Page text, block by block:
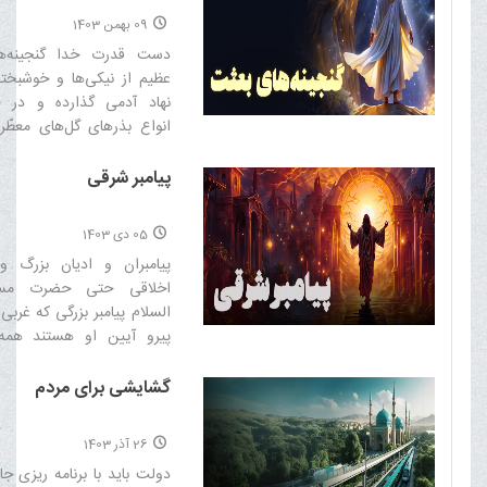
09 بهمن 1403
دست قدرت خدا
عظیم از نیکی‌ها و
نهاد آدمى گذارده و در
انواع بذرهاى گل‌هاى
انسانى پاشیده اما گناهان
پیامبر شرقی
05 دی 1403
پیامبران و ادیان
اخلاقى حتى حضرت
السلام پیامبر بزرگى که
پیرو آیین او هستند
گشایشی برای مردم
26 آذر 1403
دولت باید با برنامه ریزی